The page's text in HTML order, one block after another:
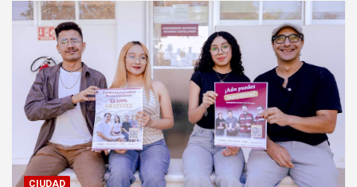
CIUDAD